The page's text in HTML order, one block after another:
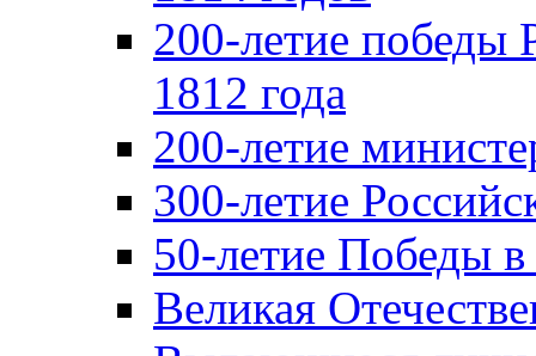
200-летие победы
1812 года
200-летие
300-летие
50-летие Победы
Великая